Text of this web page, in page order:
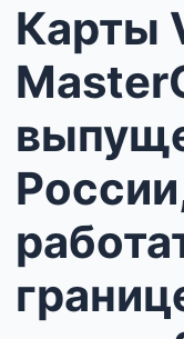
Карты